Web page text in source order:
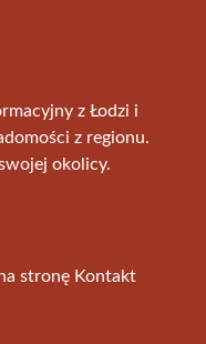
z Łodzi i
z regionu.
okolicy.
stronę Kontakt